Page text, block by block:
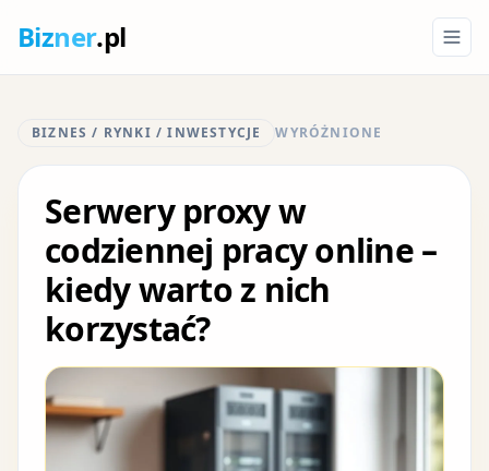
Bizner.pl
BIZNES / RYNKI / INWESTYCJE WYRÓŻNIONE
Serwery proxy w
codziennej pracy online –
kiedy warto z nich
korzystać?